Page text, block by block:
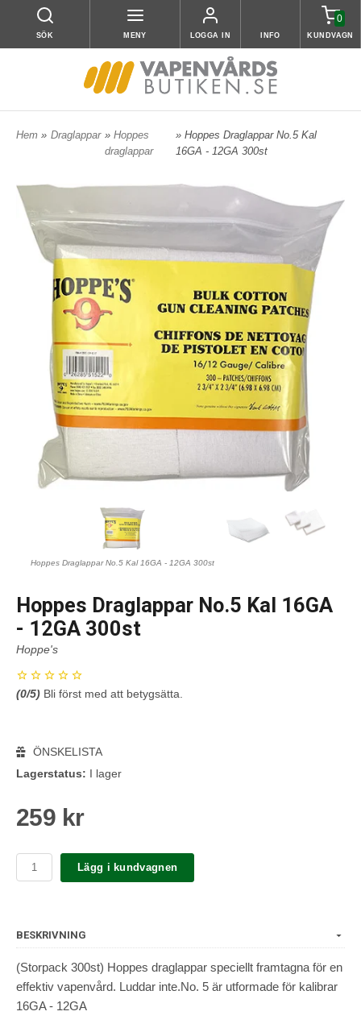
SÖK MENY LOGGA IN INFO
0
KUNDVAGN
Hem » Draglappar » Hoppes
draglappar
» Hoppes Draglappar No.5 Kal
16GA - 12GA 300st
Hoppes Draglappar No.5 Kal 16GA - 12GA 300st
Hoppes Draglappar No.5 Kal 16GA
- 12GA 300st
Hoppe's
(0/5) Bli först med att betygsätta.
ÖNSKELISTA
Lagerstatus: I lager
259 kr
Lägg i kundvagnen
BESKRIVNING
(Storpack 300st) Hoppes draglappar speciellt framtagna för en
effektiv vapenvård. Luddar inte.No. 5 är utformade för kalibrar
16GA - 12GA